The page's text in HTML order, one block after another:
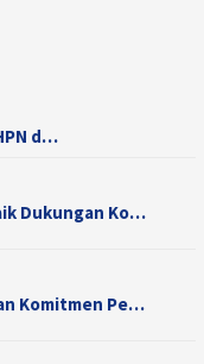
d…
Dukungan Ko…
Komitmen Pe…